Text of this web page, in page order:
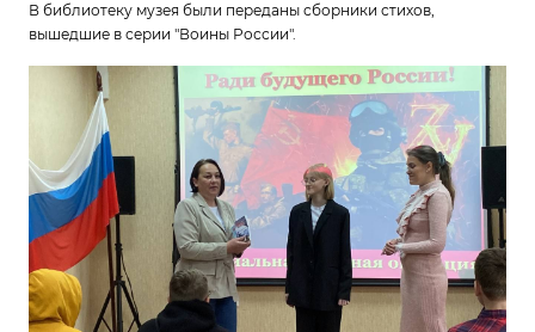
В библиотеку музея были переданы сборники стихов,
вышедшие в серии "Воины России".